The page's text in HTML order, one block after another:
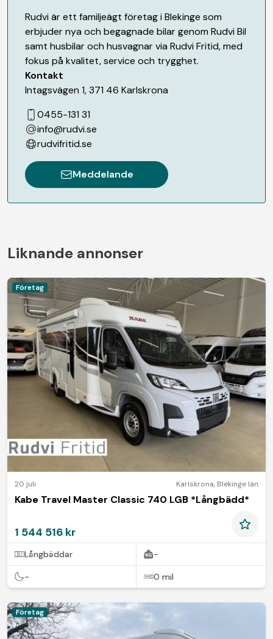
Rudvi är ett familjeägt företag i Blekinge som
erbjuder nya och begagnade bilar genom Rudvi Bil
samt husbilar och husvagnar via Rudvi Fritid, med
fokus på kvalitet, service och trygghet.
Kontakt
Intagsvägen 1,371 46 Karlskrona
0455-131 31
info@rudvi.se
rudvifritid.se
Meddelande
Liknande annonser
Företag
20 juli Karlskrona, Blekinge län
Kabe Travel Master Classic 740 LGB *Långbädd*
1 544 516 kr
Långbäddar -
- 0 mil
Företag